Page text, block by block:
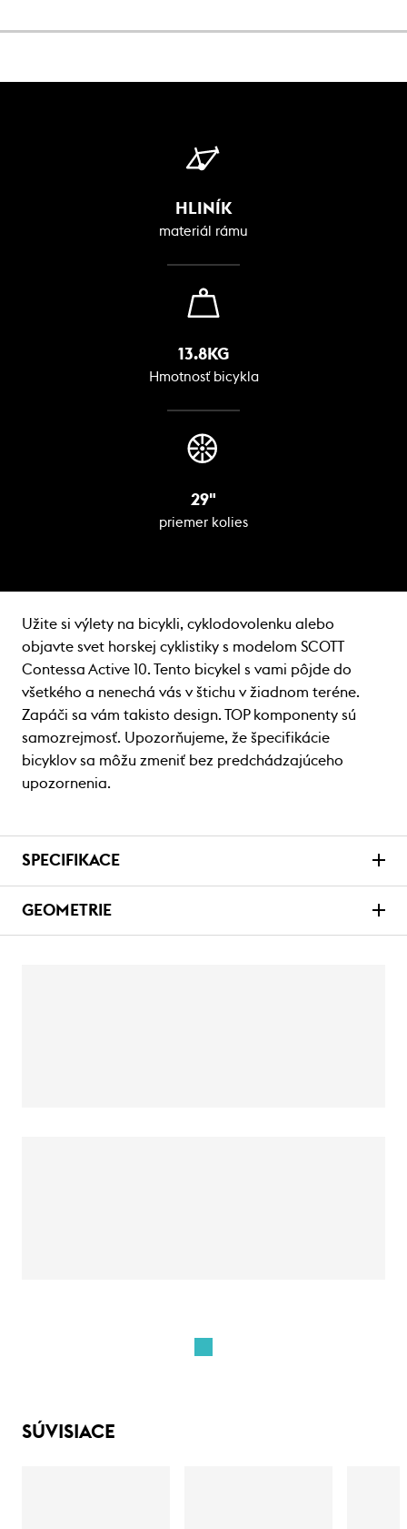
HLINÍK
materiál rámu
13.8KG
Hmotnosť bicykla
29"
priemer kolies
Užite si výlety na bicykli, cyklodovolenku alebo
objavte svet horskej cyklistiky s modelom SCOTT
Contessa Active 10. Tento bicykel s vami pôjde do
všetkého a nenechá vás v štichu v žiadnom teréne.
Zapáči sa vám takisto design. TOP komponenty sú
samozrejmosť. Upozorňujeme, že špecifikácie
bicyklov sa môžu zmeniť bez predchádzajúceho
upozornenia.
SPECIFIKACE
GEOMETRIE
SÚVISIACE